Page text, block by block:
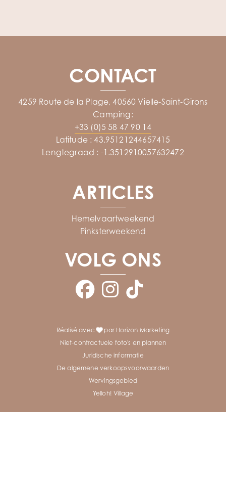
CONTACT
4259 Route de la Plage, 40560 Vielle-Saint-Girons
Camping:
+33 (0)5 58 47 90 14
Latitude : 43.95121244657415
Lengtegraad : -1.3512910057632472
ARTICLES
Hemelvaartweekend
Pinksterweekend
VOLG ONS
Réalisé avec
par Horizon Marketing
Niet-contractuele foto's en plannen
Juridische informatie
De algemene verkoopsvoorwaarden
Wervingsgebied
Yelloh! Village